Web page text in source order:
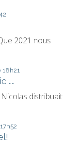
2021 nous
18h21
....
distribuait
17h52